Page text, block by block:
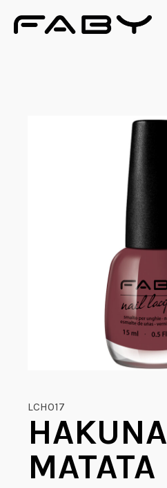
LCH017
HAKUNA
MATATA